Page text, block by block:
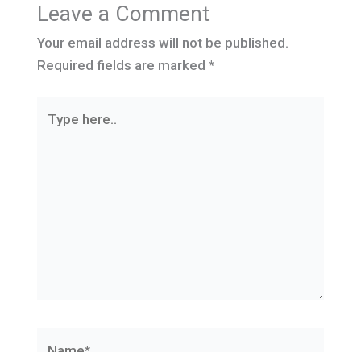
Leave a Comment
Your email address will not be published.
Required fields are marked *
here..